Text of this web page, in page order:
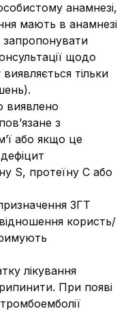
анамнезі,
мають в анамнезі
запропонувати
щодо
тільки
виявлено
з
або якщо це
S, протеїну С або
ЗГТ
користь/
лікування
При появі